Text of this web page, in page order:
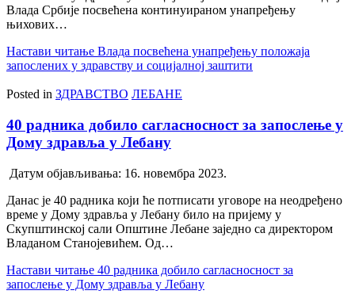
Влада Србије посвећена континуираном унапређењу
њихових…
Настави читање Влада посвећена унапређењу положаја
запослених у здравству и социјалној заштити
Posted in ЗДРАВСТВО ЛЕБАНЕ
40 радника добило сагласносност за запослење у
Дому здравља у Лебану
Датум објављивања: 16. новембра 2023.
Данас је 40 радника који ће потписати уговоре на неодређено
време у Дому здравља у Лебану било на пријему у
Скупштинској сали Општине Лебане заједно са директором
Владаном Станојевићем. Од…
Настави читање 40 радника добило сагласносност за
запослење у Дому здравља у Лебану